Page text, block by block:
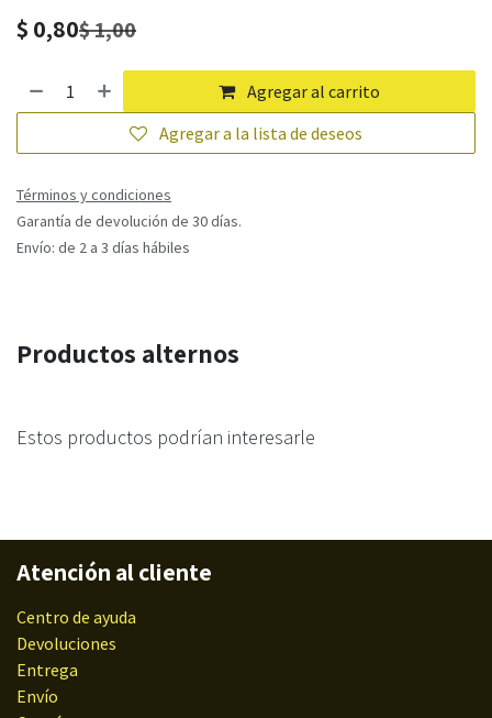
$ 0,80$1,00
Agregar al carrito
Agregar a la lista de deseos
Términos y condiciones
Garantía de devolución de 30 días.
Envío: de 2 a 3 días hábiles
Productos alternos
Estos productos podrían interesarle
Atención al cliente
Centro de ayuda
Devoluciones
Entrega
Envío